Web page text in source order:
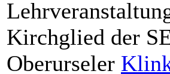
Kirchglied der
Oberurseler